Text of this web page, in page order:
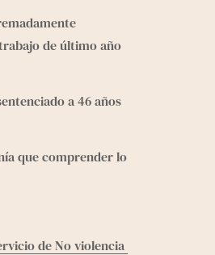
de último año
a 46 años
que comprender lo
de No violencia